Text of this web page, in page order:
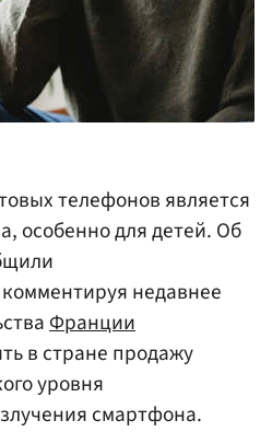
телефонов является
особенно для детей. Об
недавнее
Франции
в стране продажу
уровня
смартфона.